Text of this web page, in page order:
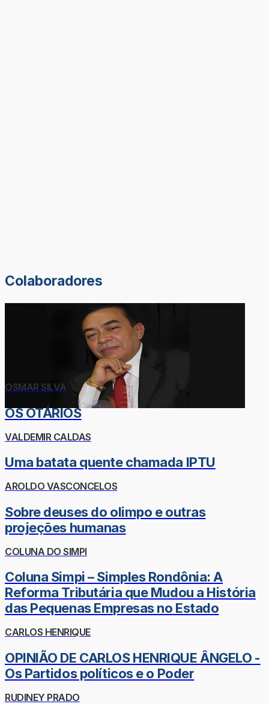
Colaboradores
OSMAR SILVA
OS OTÁRIOS
VALDEMIR CALDAS
Uma batata quente chamada IPTU
AROLDO VASCONCELOS
Sobre deuses do olimpo e outras
projeções humanas
COLUNA DO SIMPI
Coluna Simpi – Simples Rondônia: A
Reforma Tributária que Mudou a História
das Pequenas Empresas no Estado
CARLOS HENRIQUE
OPINIÃO DE CARLOS HENRIQUE ÂNGELO -
Os Partidos políticos e o Poder
RUDINEY PRADO